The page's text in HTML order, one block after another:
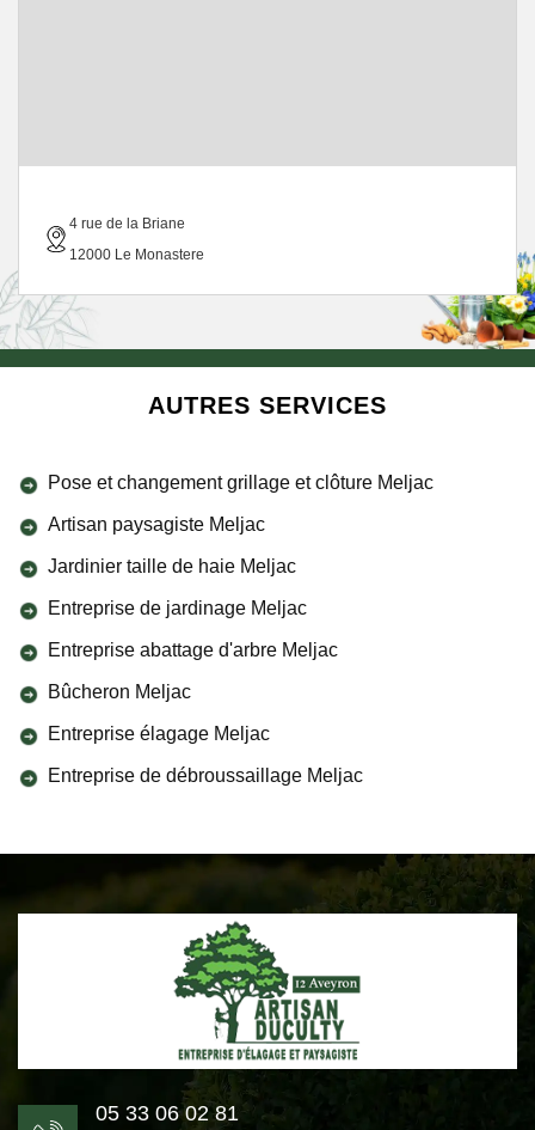
4 rue de la Briane
12000 Le Monastere
AUTRES SERVICES
Pose et changement grillage et clôture Meljac
Artisan paysagiste Meljac
Jardinier taille de haie Meljac
Entreprise de jardinage Meljac
Entreprise abattage d'arbre Meljac
Bûcheron Meljac
Entreprise élagage Meljac
Entreprise de débroussaillage Meljac
05 33 06 02 81